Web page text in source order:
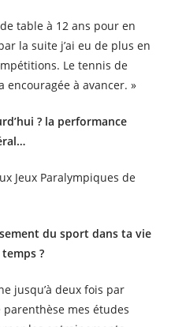
table à 12 ans pour en
la suite j’ai eu de plus en
Le tennis de
encouragée à avancer. »
? la performance
Jeux Paralympiques de
du sport dans ta vie
?
jusqu’à deux fois par
parenthèse mes études